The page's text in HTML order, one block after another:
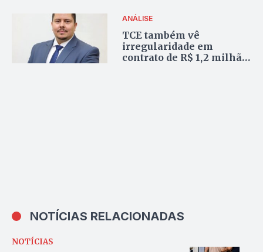
Fames-19
ANÁLISE
TCE também vê
irregularidade em
contrato de R$ 1,2 milhão
NOTÍCIAS RELACIONADAS
NOTÍCIAS